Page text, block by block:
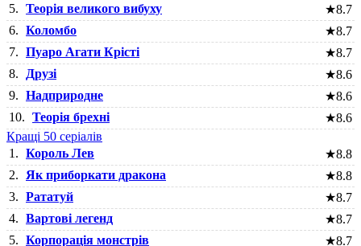
5. Теорія великого вибуху ★8.7
6. Коломбо ★8.7
7. Пуаро Агати Крісті ★8.7
8.
Друзі ★8.6
9. Надприродне ★8.6
10. Теорія брехні ★8.6
Кращі 50 серіалів
1. Король Лев ★8.8
2.
Як приборкати дракона ★8.8
3. Рататуй ★8.7
4. Вартові легенд ★8.7
5. Корпорація монстрів ★8.7